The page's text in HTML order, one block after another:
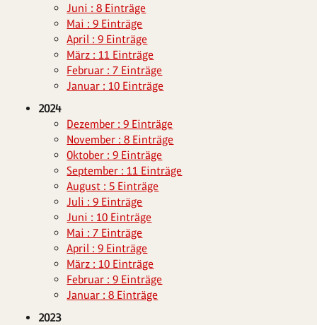
Juni : 8 Einträge
Mai : 9 Einträge
April : 9 Einträge
März : 11 Einträge
Februar : 7 Einträge
Januar : 10 Einträge
2024
Dezember : 9 Einträge
November : 8 Einträge
Oktober : 9 Einträge
September : 11 Einträge
August : 5 Einträge
Juli : 9 Einträge
Juni : 10 Einträge
Mai : 7 Einträge
April : 9 Einträge
März : 10 Einträge
Februar : 9 Einträge
Januar : 8 Einträge
2023